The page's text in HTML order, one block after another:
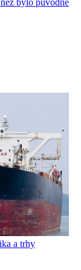
bylo původně
a trhy